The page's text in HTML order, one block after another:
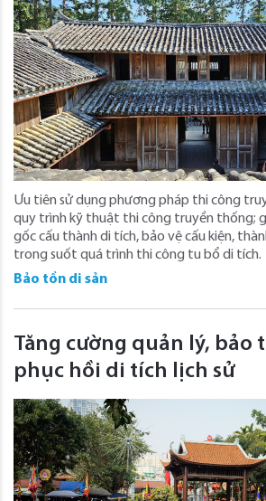
Ưu tiên sử dụng phương pháp thi công
quy trình kỹ thuật thi công truyền thống;
gốc cấu thành di tích, bảo vệ cấu kiện,
trong suốt quá trình thi công tu bổ di tích.
Bảo tồn di sản
Tăng cường quản lý, bảo
phục hồi di tích lịch sử